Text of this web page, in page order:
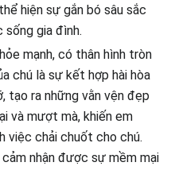
hiện sự gắn bó sâu sắc
sống gia đình.
mạnh, có thân hình tròn
chú là sự kết hợp hài hòa
tạo ra những vằn vện đẹp
và mượt mà, khiến em
việc chải chuốt cho chú.
nhận được sự mềm mại